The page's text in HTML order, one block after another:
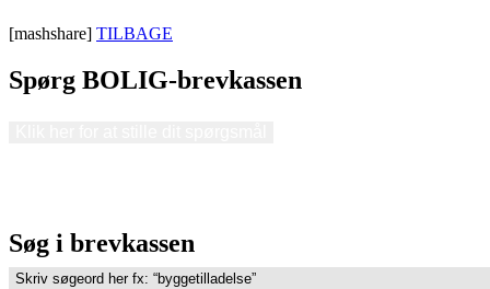
[mashshare] TILBAGE
Spørg BOLIG-brevkassen
Søg i brevkassen